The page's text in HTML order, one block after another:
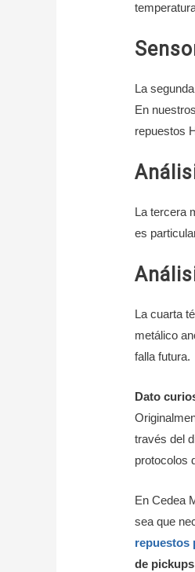
La
En
repuestos
La tercera
es
La cuarta
metálico
falla futura.
Dato
través del
protocolos
En Cedea
sea que
repuestos
de pickups